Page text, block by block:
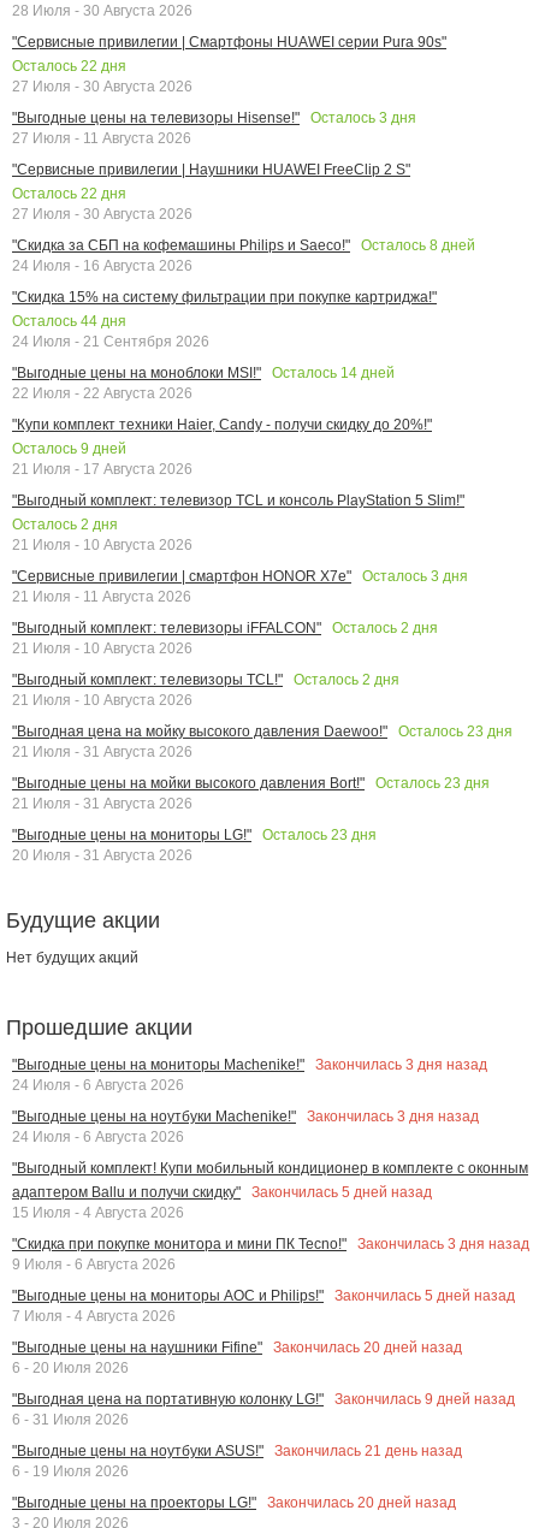
28 Июля - 30 Августа 2026
"Сервисные привилегии | Смартфоны HUAWEI серии Pura 90s"
Осталось 22 дня
27 Июля - 30 Августа 2026
"Выгодные цены на телевизоры Hisense!"
Осталось 3 дня
27 Июля - 11 Августа 2026
"Сервисные привилегии | Наушники HUAWEI FreeClip 2 S"
Осталось 22 дня
27 Июля - 30 Августа 2026
"Скидка за СБП на кофемашины Philips и Saeco!"
Осталось 8 дней
24 Июля - 16 Августа 2026
"Скидка 15% на систему фильтрации при покупке картриджа!"
Осталось 44 дня
24 Июля - 21 Сентября 2026
"Выгодные цены на моноблоки MSI!"
Осталось 14 дней
22 Июля - 22 Августа 2026
"Купи комплект техники Haier, Candy - получи скидку до 20%!"
Осталось 9 дней
21 Июля - 17 Августа 2026
"Выгодный комплект: телевизор TCL и консоль PlayStation 5 Slim!"
Осталось 2 дня
21 Июля - 10 Августа 2026
"Сервисные привилегии | смартфон HONOR X7e"
Осталось 3 дня
21 Июля - 11 Августа 2026
"Выгодный комплект: телевизоры iFFALCON"
Осталось 2 дня
21 Июля - 10 Августа 2026
"Выгодный комплект: телевизоры TCL!"
Осталось 2 дня
21 Июля - 10 Августа 2026
"Выгодная цена на мойку высокого давления Daewoo!"
Осталось 23 дня
21 Июля - 31 Августа 2026
"Выгодные цены на мойки высокого давления Bort!"
Осталось 23 дня
21 Июля - 31 Августа 2026
"Выгодные цены на мониторы LG!"
Осталось 23 дня
20 Июля - 31 Августа 2026
Будущие акции
Нет будущих акций
Прошедшие акции
"Выгодные цены на мониторы Machenike!" Закончилась 3 дня назад
24 Июля - 6 Августа 2026
"Выгодные цены на ноутбуки Machenike!"
Закончилась 3 дня назад
24 Июля - 6 Августа 2026
"Выгодный комплект! Купи мобильный кондиционер в комплекте с оконным
адаптером Ballu и получи скидку"
Закончилась 5 дней назад
15 Июля - 4 Августа 2026
"Скидка при покупке монитора и мини ПК Tecno!"
Закончилась 3 дня назад
9 Июля - 6 Августа 2026
"Выгодные цены на мониторы AOC и Philips!"
Закончилась 5 дней назад
7 Июля - 4 Августа 2026
"Выгодные цены на наушники Fifine"
Закончилась 20 дней назад
6 - 20 Июля 2026
"Выгодная цена на портативную колонку LG!"
Закончилась 9 дней назад
6 - 31 Июля 2026
"Выгодные цены на ноутбуки ASUS!"
Закончилась 21 день назад
6 - 19 Июля 2026
"Выгодные цены на проекторы LG!"
Закончилась 20 дней назад
3 - 20 Июля 2026